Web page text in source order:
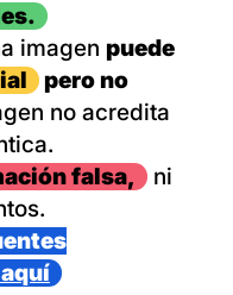
imagen puede
pero no
no acredita
falsa,
ni